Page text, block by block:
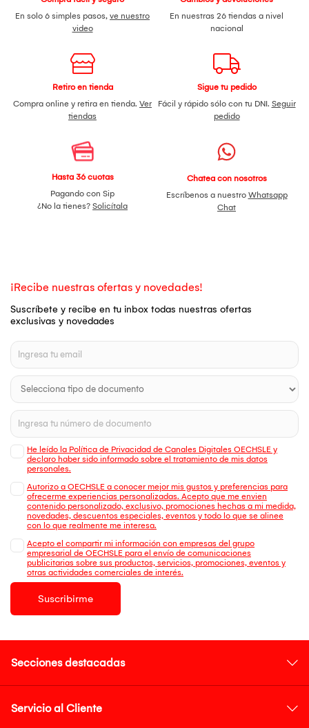
En solo 6 simples pasos, ve nuestro
video
En nuestras 26 tiendas a nivel
nacional
Retiro en tienda
Compra online y retira en tienda. Ver
tiendas
Sigue tu pedido
Fácil y rápido sólo con tu DNI. Seguir
pedido
Hasta 36 cuotas
Pagando con Sip
¿No la tienes? Solicítala
Chatea con nosotros
Escríbenos a nuestro Whatsapp
Chat
¡Recibe nuestras ofertas y novedades!
Suscríbete y recibe en tu inbox todas nuestras ofertas
exclusivas y novedades
He leído la Política de Privacidad de Canales Digitales OECHSLE y
declaro haber sido informado sobre el tratamiento de mis datos
personales.
Autorizo a OECHSLE a conocer mejor mis gustos y preferencias para
ofrecerme experiencias personalizadas. Acepto que me envien
contenido personalizado, exclusivo, promociones hechas a mi medida,
novedades, descuentos especiales, eventos y todo lo que se alinee
con lo que realmente me interesa.
Acepto el compartir mi información con empresas del grupo
empresarial de OECHSLE para el envío de comunicaciones
publicitarias sobre sus productos, servicios, promociones, eventos y
otras actividades comerciales de interés.
Suscribirme
Secciones destacadas
Servicio al Cliente